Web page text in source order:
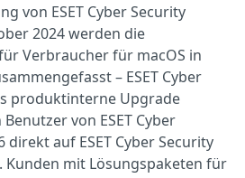
von ESET Cyber Security
2024 werden die
Verbraucher für macOS in
– ESET Cyber
produktinterne Upgrade
von ESET Cyber
direkt auf ESET Cyber Security
Kunden mit Lösungspaketen für